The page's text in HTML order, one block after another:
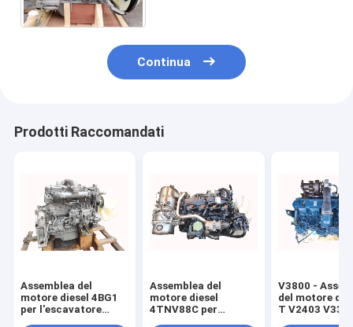
Continua
Prodotti Raccomandati
Assemblea del
motore diesel 4BG1
per l'escavatore
Assemblea del
motore diesel
4TNV88C per
V3800 -
del motore
T V2403